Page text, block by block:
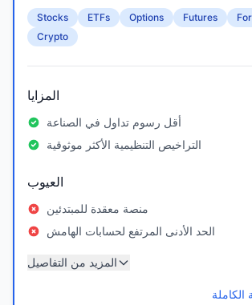
Stocks ETFs Options Futures
Crypto
المزايا
أقل رسوم تداول في الصناعة
التراخيص التنظيمية الأكثر موثوقية
العيوب
منصة معقدة للمبتدئين
الحد الأدنى المرتفع لحسابات الهامش
المزيد من التفاصيل
الكاملة